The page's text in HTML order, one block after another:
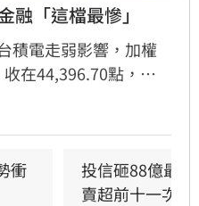
融「這檔最慘」
積電走弱影響，加權
在44,396.70點，跌
買903億，今天買超
融股上榜，又以臺企銀
多張。
衝
投信砸88億最
賣超前十一次看